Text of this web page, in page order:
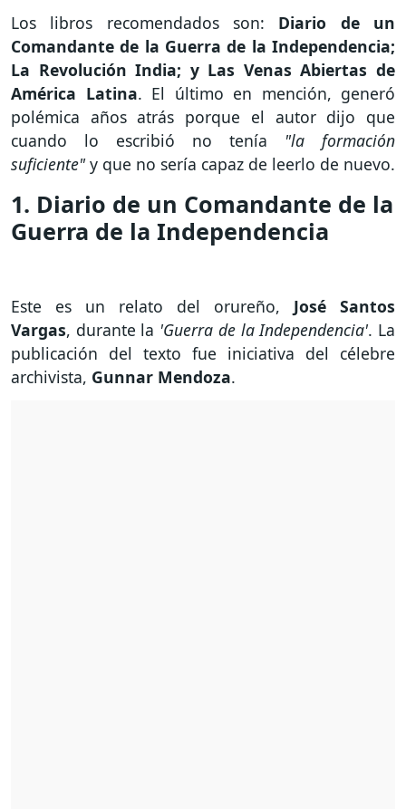
Los libros recomendados son: Diario de un
Comandante de la Guerra de la Independencia;
La Revolución India; y Las Venas Abiertas de
América Latina. El último en mención, generó
polémica años atrás porque el autor dijo que
cuando lo escribió no tenía "la formación
suficiente"y que no sería capaz de leerlo de nuevo.
1. Diario de un Comandante de la
Guerra de la Independencia
Este es un relato del orureño, José Santos
Vargas, durante la 'Guerra de la Independencia'. La
publicación del texto fue iniciativa del célebre
archivista, Gunnar Mendoza.